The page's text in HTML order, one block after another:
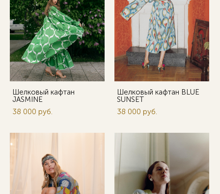
Шелковый кафтан
JASMINE
38 000 pуб.
Шелковый кафтан BLUE
SUNSET
38 000 pуб.